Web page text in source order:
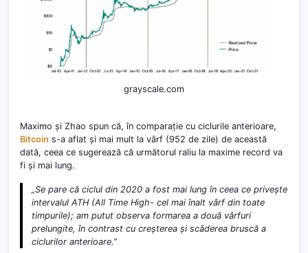
grayscale.com
Maximo și Zhao spun că, în comparație cu ciclurile anterioare,
Bitcoin s-a aflat și mai mult la vârf (952 de zile) de această
dată, ceea ce sugerează că următorul raliu la maxime record va
fi și mai lung.
„Se pare că ciclul din 2020 a fost mai lung în ceea ce privește
intervalul ATH (All Time High- cel mai înalt vârf din toate
timpurile); am putut observa formarea a două vârfuri
prelungite, în contrast cu creșterea și scăderea bruscă a
ciclurilor anterioare.”